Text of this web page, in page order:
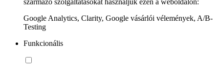
Google Analytics, Clarity, Google vásárlói vélemények, A/B-
Testing
Funkcionális